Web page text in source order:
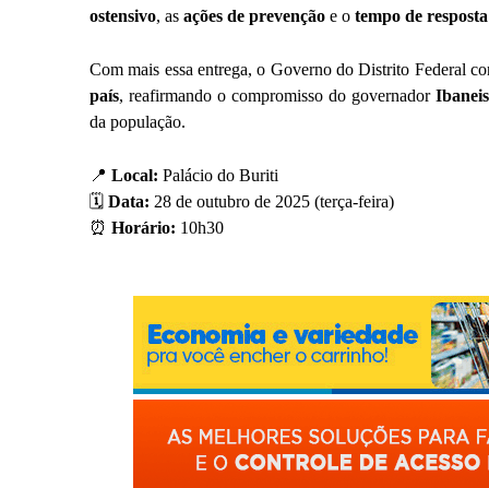
ostensivo, as ações de prevenção e o tempo de
Com mais essa entrega, o Governo do Distrito Federal
país, reafirmando o compromisso do governador
da população.
📍 Local: Palácio do Buriti
🗓 Data: 28 de outubro de 2025 (terça-feira)
⏰ Horário: 10h30